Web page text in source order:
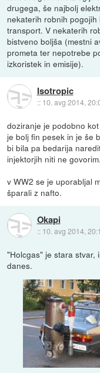
drugega, še najbolj
nekaterih robnih
transport. V nekaterih
bistveno boljša (mestni
prometa ter nepotrebe
izkoristek in emisije).
Isotropic
:: 10. avg 2014,
doziranje je podobno
je bolj fin pesek in je še
bi bila pa bedarija
injektorjih niti ne govorim.
v WW2 se je uporabljal
šparali z nafto.
Okapi
:: 10. avg 2014,
"Holcgas" je stara stvar,
danes.